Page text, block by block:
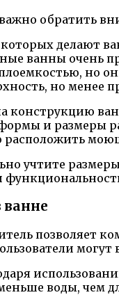
обратить
делают
ванны очень
но
но менее
конструкцию
и размеры
учтите
ванне
позволяет
воды, чем